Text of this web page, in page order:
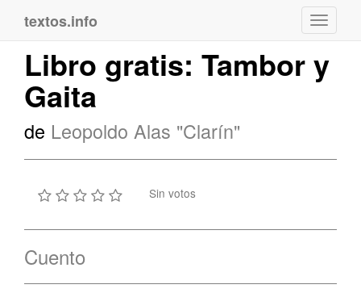
textos.info
Libro gratis: Tambor y
Gaita
de Leopoldo Alas "Clarín"
Sin votos
Cuento